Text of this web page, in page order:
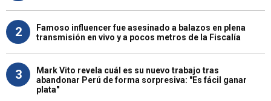
2
Famoso influencer fue asesinado a balazos en plena
transmisión en vivo y a pocos metros de la Fiscalía
3
Mark Vito revela cuál es su nuevo trabajo tras
abandonar Perú de forma sorpresiva: "Es fácil ganar
plata"